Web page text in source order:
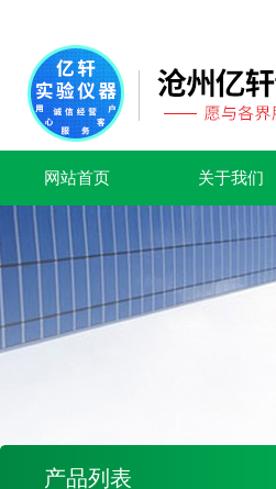
网站首页 关于我们
产品列表